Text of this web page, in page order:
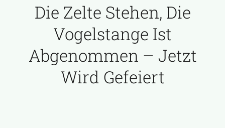
GalerienDie Zelte Stehen, Die
Vogelstange Ist
Abgenommen – Jetzt
Wird Gefeiert